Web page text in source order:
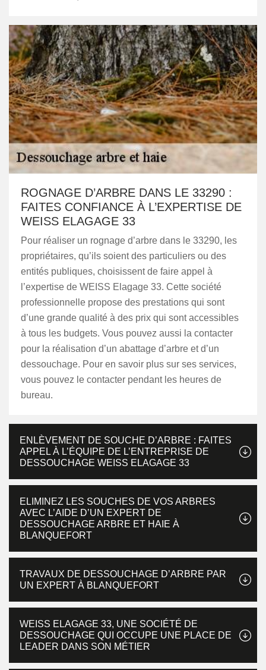
ROGNAGE D’ARBRE DANS LE 33290 :
FAITES CONFIANCE À L’EXPERTISE DE
WEISS ELAGAGE 33
Pour réaliser un rognage d’arbre dans le 33290, les
propriétaires, qu’ils soient des particuliers ou des
entités publiques, choisissent de faire appel à
l’expertise de WEISS Elagage 33. Cette société
professionnelle propose des prestations qui sont
d’une grande qualité à des prix qui sont accessibles
à tous les budgets. Vous pouvez aussi la contacter
pour la réalisation d’un abattage d’arbre et d’un
dessouchage. Pour en savoir plus sur ses services,
vous pouvez le contacter pendant les heures de
bureau.
ENLÈVEMENT DE SOUCHE D’ARBRE : FAITES
APPEL À L’ÉQUIPE DE L’ENTREPRISE DE
DESSOUCHAGE WEISS ELAGAGE 33
ELIMINEZ LES SOUCHES DE VOS ARBRES
AVEC L’AIDE D’UN EXPERT DE
DESSOUCHAGE ARBRE ET HAIE À
BLANQUEFORT
TRAVAUX DE DESSOUCHAGE D’ARBRE PAR
UN EXPERT À BLANQUEFORT
WEISS ELAGAGE 33, UNE SOCIÉTÉ DE
DESSOUCHAGE QUI OCCUPE UNE PLACE DE
LEADER DANS SON MÉTIER